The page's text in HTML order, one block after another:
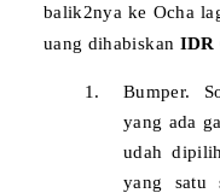
balik2nya ke Ocha
uang dihabiskan IDR
Bumper.
yang ada
udah
yang satu